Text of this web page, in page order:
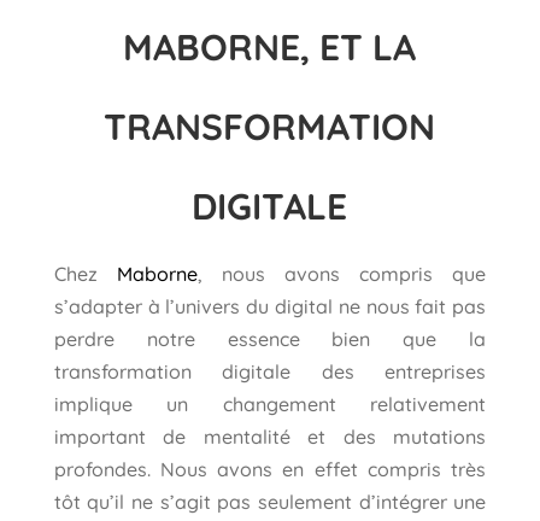
MABORNE, ET LA
TRANSFORMATION
DIGITALE
Chez Maborne, nous avons compris que
s’adapter à l’univers du digital ne nous fait pas
perdre notre essence bien que la
transformation digitale des entreprises
implique un changement relativement
important de mentalité et des mutations
profondes. Nous avons en effet compris très
tôt qu’il ne s’agit pas seulement d’intégrer une